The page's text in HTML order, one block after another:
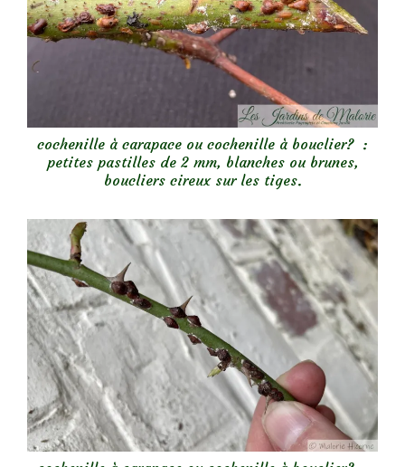
cochenille à carapace ou cochenille à bouclier? :
petites pastilles de 2 mm, blanches ou brunes,
boucliers cireux sur les tiges.